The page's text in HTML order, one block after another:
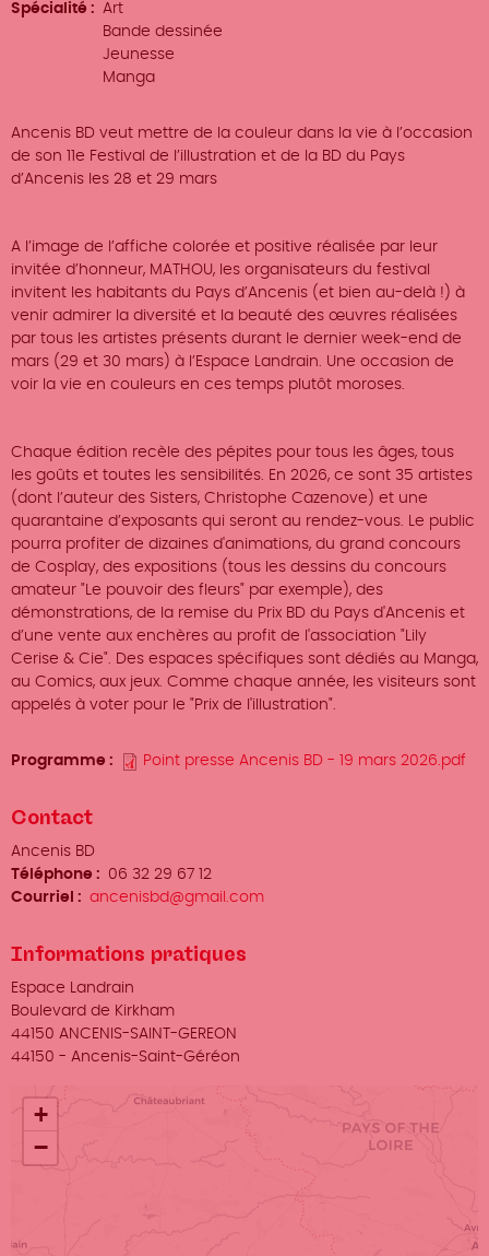
Spécialité
Art
Bande dessinée
Jeunesse
Manga
Ancenis BD veut mettre de la couleur dans la vie à l’occasion
de son 11e Festival de l’illustration et de la BD du Pays
d’Ancenis les 28 et 29 mars
A l’image de l’affiche colorée et positive réalisée par leur
invitée d’honneur, MATHOU, les organisateurs du festival
invitent les habitants du Pays d’Ancenis (et bien au-delà !) à
venir admirer la diversité et la beauté des œuvres réalisées
par tous les artistes présents durant le dernier week-end de
mars (29 et 30 mars) à l’Espace Landrain. Une occasion de
voir la vie en couleurs en ces temps plutôt moroses.
Chaque édition recèle des pépites pour tous les âges, tous
les goûts et toutes les sensibilités. En 2026, ce sont 35 artistes
(dont l’auteur des Sisters, Christophe Cazenove) et une
quarantaine d’exposants qui seront au rendez-vous. Le public
pourra profiter de dizaines d'animations, du grand concours
de Cosplay, des expositions (tous les dessins du concours
amateur "Le pouvoir des fleurs" par exemple), des
démonstrations, de la remise du Prix BD du Pays d'Ancenis et
d’une vente aux enchères au profit de l'association "Lily
Cerise & Cie". Des espaces spécifiques sont dédiés au Manga,
au Comics, aux jeux. Comme chaque année, les visiteurs sont
appelés à voter pour le "Prix de l'illustration".
Programme Point presse Ancenis BD - 19 mars 2026.pdf
Contact
Organisateur
/
Prénom
Ancenis BD
Téléphone
06 32 29 67 12
Courriel
ancenisbd@gmail.com
Informations pratiques
Lieu
Espace Landrain
Adresse
Boulevard de Kirkham
44150 ANCENIS-SAINT-GEREON
Ville
44150 - Ancenis-Saint-Géréon
+
−